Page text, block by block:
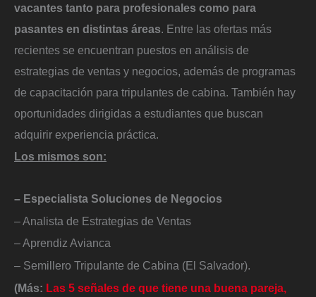
vacantes tanto para profesionales como para
pasantes en distintas áreas . Entre las ofertas más
recientes se encuentran puestos en análisis de
estrategias de ventas y negocios, además de programas
de capacitación para tripulantes de cabina. También hay
oportunidades dirigidas a estudiantes que buscan
adquirir experiencia práctica.
Los mismos son:
– Especialista Soluciones de Negocios
– Analista de Estrategias de Ventas
– Aprendiz Avianca
– Semillero Tripulante de Cabina (El Salvador).
(Más: Las 5 señales de que tiene una buena pareja,